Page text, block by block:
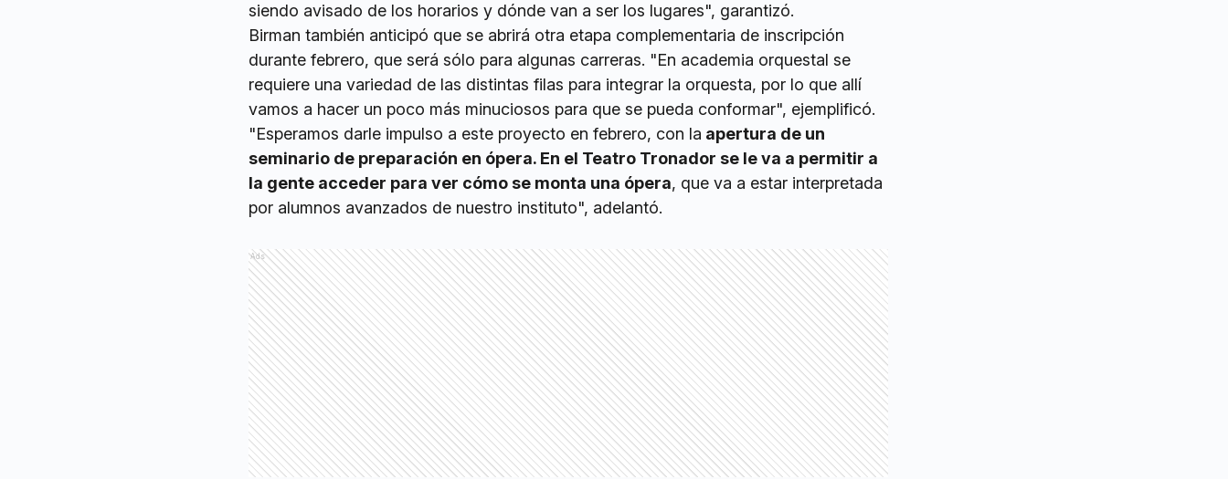
siendo avisado de los horarios y dónde van a ser los lugares", garantizó.
Birman también anticipó que se abrirá otra etapa complementaria de inscripción
durante febrero, que será sólo para algunas carreras. "En academia orquestal se
requiere una variedad de las distintas filas para integrar la orquesta, por lo que allí
vamos a hacer un poco más minuciosos para que se pueda conformar", ejemplificó.
"Esperamos darle impulso a este proyecto en febrero, con la apertura de un
seminario de preparación en ópera. En el Teatro Tronador se le va a permitir a
la gente acceder para ver cómo se monta una ópera, que va a estar interpretada
por alumnos avanzados de nuestro instituto", adelantó.
Ads